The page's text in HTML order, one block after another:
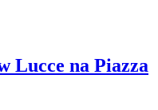
Lucce na Piazza